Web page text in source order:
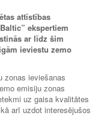
attīstības
ekspertiem
ar līdz šim
ieviestu zemo
zonas ieviešanas
emisiju zonas
uz gaisa kvalitātes
arī uzdot interesējušos